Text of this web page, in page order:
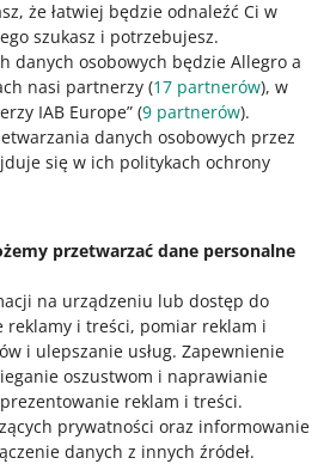
że łatwiej będzie odnaleźć Ci w
szukasz i potrzebujesz.
danych osobowych będzie Allegro a
nasi partnerzy (17 partnerów), w
IAB Europe” (9 partnerów).
danych osobowych przez
się w ich politykach ochrony
przetwarzać dane personalne
na urządzeniu lub dostęp do
reklamy i treści, pomiar reklam i
i ulepszanie usług. Zapewnienie
oszustwom i naprawianie
reklam i treści.
prywatności oraz informowanie
danych z innych źródeł.
Fulfillment by Allegro ma już
Menge-Jurska
dostaw na Allegro - Marta
i automatyzacja w
logistyczne w sprzedaży
- Arkadiusz Kawa
z nami